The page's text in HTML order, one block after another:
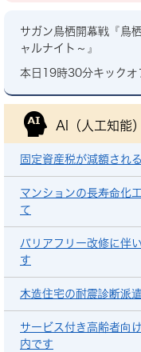
サガン鳥栖開幕戦『鳥
ャルナイト～』
本日19時30分キックオ
AI（人工知能
固定資産税が減額され
マンションの長寿命化
て
バリアフリー改修に伴
す
木造住宅の耐震診断派
サービス付き高齢者向
内です